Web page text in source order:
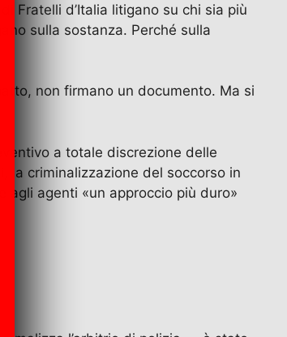
Fratelli d’Italia litigano su chi sia più
sulla sostanza. Perché sulla
non firmano un documento. Ma si
a totale discrezione delle
la criminalizzazione del soccorso in
agli agenti «un approccio più duro»